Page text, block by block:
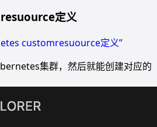
定义
customresuource定义”
集群，然后就能创建对应的